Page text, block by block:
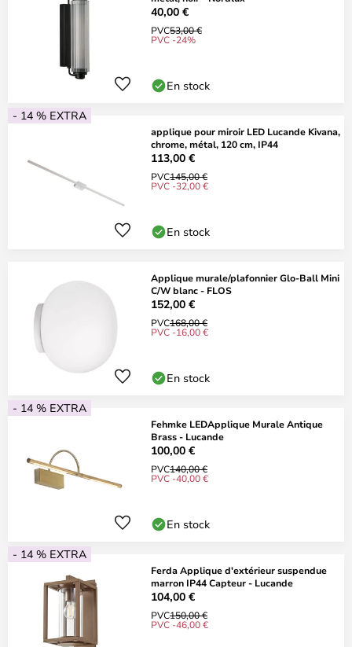
40,00 €
PVC53,00 €
PVC -24%
En stock
- 14 % EXTRA
applique pour miroir LED Lucande Kivana,
chrome, métal, 120 cm, IP44
113,00 €
PVC145,00 €
PVC -32,00 €
En stock
Applique murale/plafonnier Glo-Ball Mini
C/W blanc - FLOS
152,00 €
PVC168,00 €
PVC -16,00 €
En stock
- 14 % EXTRA
Fehmke LEDApplique Murale Antique
Brass - Lucande
100,00 €
PVC140,00 €
PVC -40,00 €
En stock
- 14 % EXTRA
Ferda Applique d'extérieur suspendue
marron IP44 Capteur - Lucande
104,00 €
PVC150,00 €
PVC -46,00 €